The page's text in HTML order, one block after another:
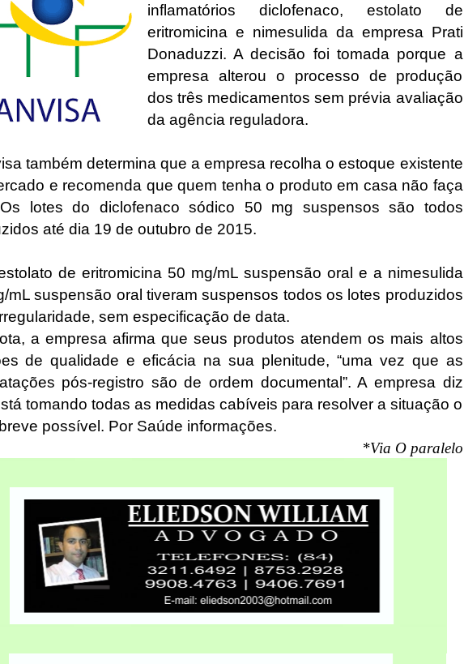
inflamatórios diclofenaco, estolato de
eritromicina e nimesulida da empresa Prati
Donaduzzi. A decisão foi tomada porque a
empresa alterou o processo de produção
dos três medicamentos sem prévia avaliação
da agência reguladora.
também determina que a empresa recolha o estoque existente
e recomenda que quem tenha o produto em casa não faça
lotes do diclofenaco sódico 50 mg suspensos são todos
até dia 19 de outubro de 2015.
de eritromicina 50 mg/mL suspensão oral e a nimesulida
mL suspensão oral tiveram suspensos todos os lotes produzidos
sem especificação de data.
a empresa afirma que seus produtos atendem os mais altos
de qualidade e eficácia na sua plenitude, “uma vez que as
pós-registro são de ordem documental”. A empresa diz
tomando todas as medidas cabíveis para resolver a situação o
possível. Por Saúde informações.
*Via O paralelo